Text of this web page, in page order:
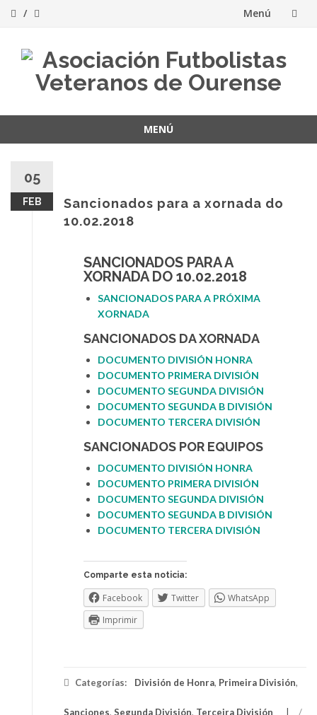
Menú
contenido
MENÚ
contenido
05
FEB
Sancionados para a xornada do
10.02.2018
SANCIONADOS PARA A
XORNADA DO 10.02.2018
SANCIONADOS PARA A PRÓXIMA
XORNADA
SANCIONADOS DA XORNADA
DOCUMENTO DIVISIÓN HONRA
DOCUMENTO PRIMERA DIVISIÓN
DOCUMENTO SEGUNDA DIVISIÓN
DOCUMENTO SEGUNDA B DIVISIÓN
DOCUMENTO TERCERA DIVISIÓN
SANCIONADOS POR EQUIPOS
DOCUMENTO DIVISIÓN HONRA
DOCUMENTO PRIMERA DIVISIÓN
DOCUMENTO SEGUNDA DIVISIÓN
DOCUMENTO SEGUNDA B DIVISIÓN
DOCUMENTO TERCERA DIVISIÓN
Comparte esta noticia:
Facebook Twitter
WhatsApp
Imprimir
Categorías: División de Honra, Primeira División,
Sanciones, Segunda División, Terceira División /